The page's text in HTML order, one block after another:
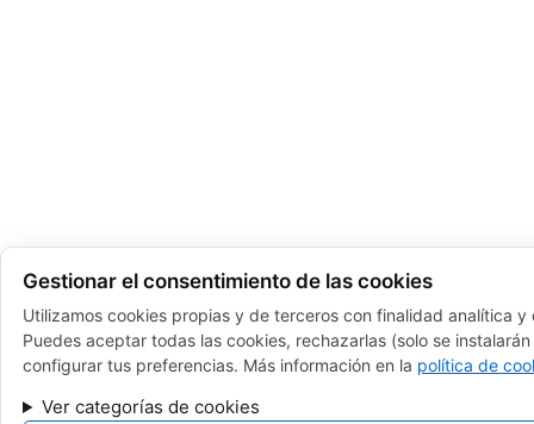
Gestionar el consentimiento de las cookies
Utilizamos cookies propias y de terceros con finalidad analítica y
Puedes aceptar todas las cookies, rechazarlas (solo se
configurar tus preferencias. Más información en la política de
Ver categorías de cookies